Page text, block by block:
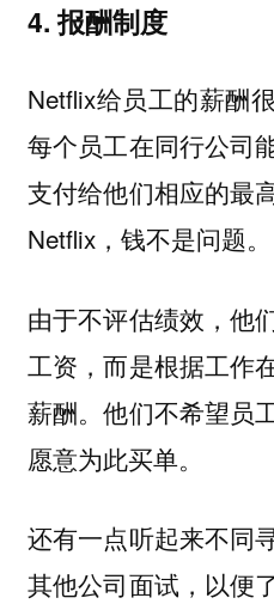
4. 报酬制度
Netflix给员工的薪酬
每个员工在同行公司
支付给他们相应的最
Netflix，钱不是问题。
由于不评估绩效，他
工资，而是根据工作
薪酬。他们不希望员
愿意为此买单。
还有一点听起来不同
其他公司面试，以便